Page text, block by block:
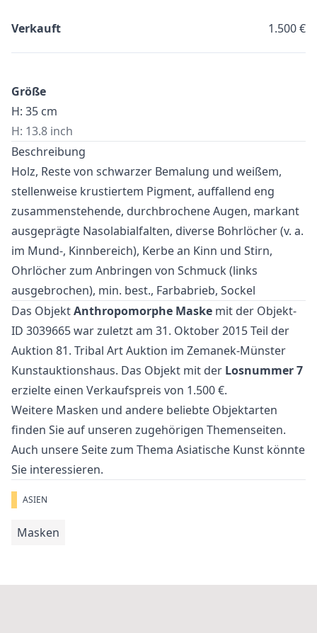
Verkauft 1.500 €
Größe
H: 35 cm
H: 13.8 inch
Beschreibung
Holz, Reste von schwarzer Bemalung und weißem,
stellenweise krustiertem Pigment, auffallend eng
zusammenstehende, durchbrochene Augen, markant
ausgeprägte Nasolabialfalten, diverse Bohrlöcher (v. a.
im Mund-, Kinnbereich), Kerbe an Kinn und Stirn,
Ohrlöcher zum Anbringen von Schmuck (links
ausgebrochen), min. best., Farbabrieb, Sockel
Das ObjektAnthropomorphe Maske mit der Objekt-
ID 3039665 war zuletzt am 31. Oktober 2015 Teil der
Auktion 81. Tribal Art Auktion im Zemanek-Münster
Kunstauktionshaus. Das Objekt mit der Losnummer 7
erzielte einen Verkaufspreis von 1.500 €.
Weitere Masken und andere beliebte Objektarten
finden Sie auf unseren zugehörigen Themenseiten.
Auch unsere Seite zum Thema Asiatische Kunst könnte
Sie interessieren.
ASIEN
Masken